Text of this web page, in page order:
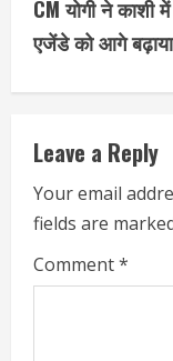
i
n
u
e
R
e
CM योगी ने काशी
एजेंडे को आगे बढ़ाया
Leave a Reply
Your email
fields are
Comment*